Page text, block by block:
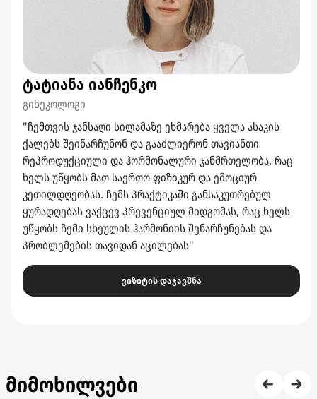
ტატიანა იანჩენკო
გინეკოლოგი
"ჩემთვის ჯანსაღი სილამაზე ეხმარება ყველა ასაკის
ქალებს შეინარჩუნონ და გააძლიერონ თავიანთი
რეპროდუქციული და ჰორმონალური ჯანმრთელობა, რაც
ხელს უწყობს მათ საერთო ფიზიკურ და ემოციურ
კეთილდღეობას. ჩემს პრაქტიკაში განსაკუთრებულ
ყურადღებას ვაქცევ პრევენციულ მიდგომას, რაც ხელს
უწყობს ჩემი სხეულის ჰარმონიის შენარჩუნებას და
პრობლემების თავიდან აცილებას"
ვიზიტის დაჯავშნა
მიმოხილვები